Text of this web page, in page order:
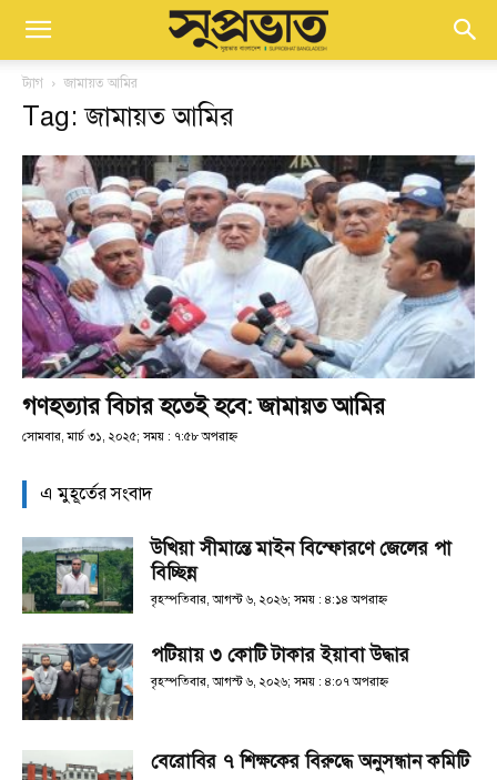
ট্যাগ জামায়ত আমির
Tag: জামায়ত আমির
গণহত্যার বিচার হতেই হবে: জামায়ত আমির
সোমবার, মার্চ ৩১, ২০২৫; সময় : ৭:৫৮ অপরাহ্ণ
এ মুহূর্তের সংবাদ
উখিয়া সীমান্তে মাইন বিস্ফোরণে জেলের পা
বিচ্ছিন্ন
বৃহস্পতিবার, আগস্ট ৬, ২০২৬; সময় : ৪:১৪ অপরাহ্ণ
পটিয়ায় ৩ কোটি টাকার ইয়াবা উদ্ধার
বৃহস্পতিবার, আগস্ট ৬, ২০২৬; সময় : ৪:০৭ অপরাহ্ণ
বেরোবির ৭ শিক্ষকের বিরুদ্ধে অনুসন্ধান কমিটি